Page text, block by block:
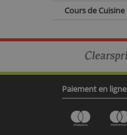
Cours de Cuisine
Paiement en ligne